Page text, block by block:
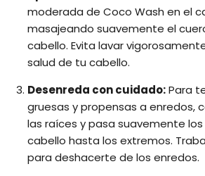
moderada de Coco Wash en el
masajeando suavemente el
cabello. Evita lavar
salud de tu cabello.
Desenreda con cuidado:Para
gruesas y propensas a enredos,
las raíces y pasa suavemente
cabello hasta los extremos.
para deshacerte de los enredos.